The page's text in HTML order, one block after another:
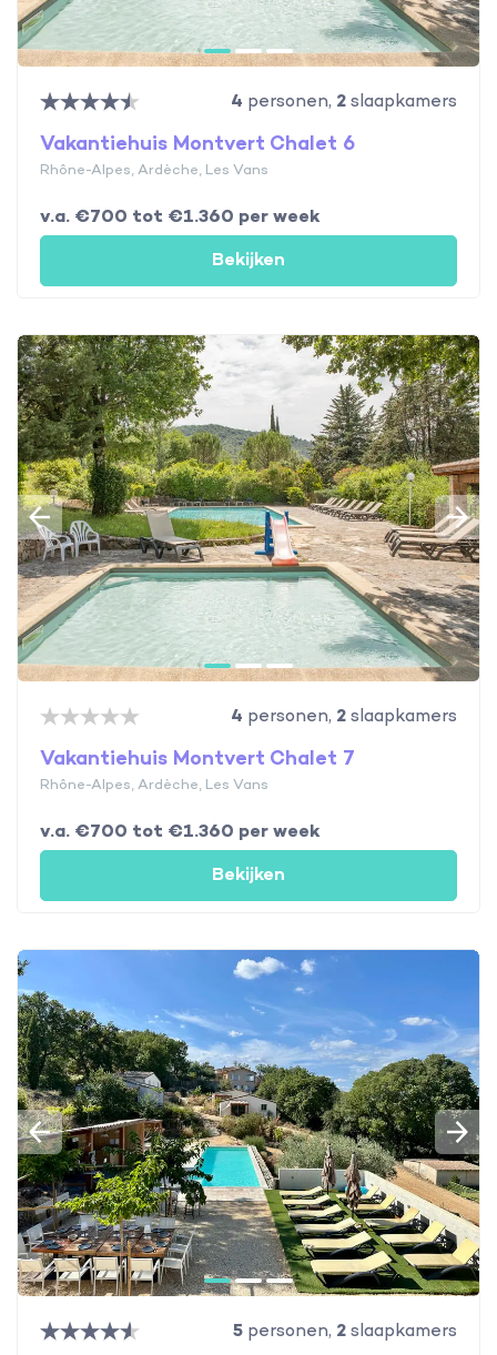
4 personen, 2slaapkamers
Vakantiehuis Montvert Chalet 6
Rhône-Alpes, Ardèche, Les Vans
v.a. €700 tot €1.360 per week
Bekijken
4 personen, 2slaapkamers
Vakantiehuis Montvert Chalet 7
Rhône-Alpes, Ardèche, Les Vans
v.a. €700 tot €1.360 per week
Bekijken
5 personen, 2slaapkamers